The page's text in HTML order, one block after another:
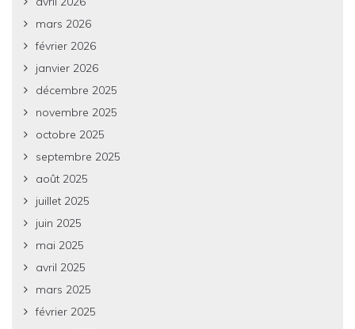
mars 2026
février 2026
janvier 2026
décembre 2025
novembre 2025
octobre 2025
septembre 2025
août 2025
juillet 2025
juin 2025
mai 2025
avril 2025
mars 2025
février 2025